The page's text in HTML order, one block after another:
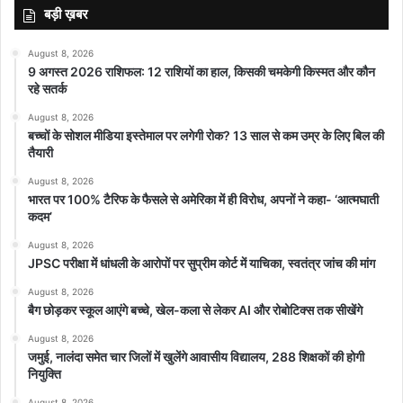
औद्योगिक विकास कर रहा है। इसके लिये यहाँ की जनता, मुख्यमंत्री शिवराज सिंह
प्रधानमंत्री मोदी ने कहा कि जी-20 की सफलता से आज पूरे विश्व में भारत का
की सफलता का श्रेय मोदी को नहीं बल्कि देश की 140 करोड़ जनता को जाता है।
यह भारत की सामूहिक शक्ति का परिणाम है। विदेशी मेहमानों ने कहा कि उन्होंने ऐसा
आयोजन कभी नहीं देखा। हमने उनका स्वागत दिल खोलकर किया। वे हमारी
विविधता और समृद्ध विरासत को देखकर प्रभावित हुए। जी-20 की बैठकों का
सफल आयोजन भोपाल, इंदौर और खजुराहो में भी किया गया। जी-20 के सफल
आयोजन में मध्यप्रदेश की महत्वपूर्ण भूमिका रही है और इसके लिये मैं शिवराज की
टीम-मध्यप्रदेश की प्रशंसा करता हूँ।
प्रधानमंत्री मोदी ने कहा कि आजादी के अमृत काल में हर भारतवासी ने देश के
विकास का संकल्प लिया है, परंतु इसकी सिद्धि के लिये भारत का आत्म-निर्भर होना
जरूरी है। आज बीना में पेट्रो-केमिकल इकाई का शिलान्यास इस क्षेत्र में भारत को
आत्म-निर्भर बनाने में सहायक होगा। अभी भारत को डीजल, पेट्रोल और अन्य
बड़ी ख़बर
August 8, 2026
9 अगस्त 2026 राशिफल: 12 राशियों का हाल, किसकी चमकेगी किस्मत और कौन
रहे सतर्क
August 8, 2026
बच्चों के सोशल मीडिया इस्तेमाल पर लगेगी रोक? 13 साल से कम उम्र के लिए बिल की
तैयारी
August 8, 2026
भारत पर 100% टैरिफ के फैसले से अमेरिका में ही विरोध, अपनों ने कहा- ‘आत्मघाती
कदम’
August 8, 2026
JPSC परीक्षा में धांधली के आरोपों पर सुप्रीम कोर्ट में याचिका, स्वतंत्र जांच की मांग
August 8, 2026
बैग छोड़कर स्कूल आएंगे बच्चे, खेल-कला से लेकर AI और रोबोटिक्स तक सीखेंगे
August 8, 2026
जमुई, नालंदा समेत चार जिलों में खुलेंगे आवासीय विद्यालय, 288 शिक्षकों की होगी
नियुक्ति